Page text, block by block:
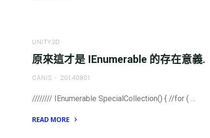
warning
CS0675:
`|’
on
UNITY3D
原來這才是 IEnumerable 的存在意義.
CANIS 20140801
//////// IEnumerable SpecialCollection() { //for ( …
READ MORE